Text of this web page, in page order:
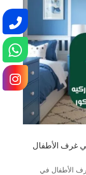
غرف الأطفال
الأطفال في